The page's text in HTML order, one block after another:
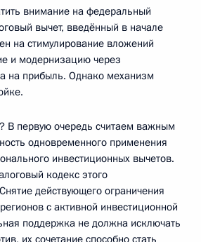
внимание на федеральный
вычет, введённый в начале
на стимулирование вложений
и модернизацию через
на прибыль. Однако механизм
В первую очередь считаем важным
одновременного применения
инвестиционных вычетов.
кодекс этого
действующего ограничения
с активной инвестиционной
поддержка не должна исключать
их сочетание способно стать